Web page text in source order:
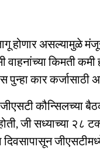
होणार असल्यामुळे मंजूर
किमती
कार कर्जासाठी
जीएसटी कौन्सिलच्या
जी सध्याच्या
दिवसापासून